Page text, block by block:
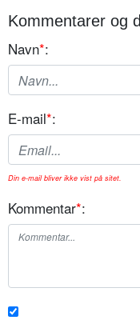
Kommentarer og
Navn*:
E-mail*:
Din e-mail bliver ikke vist på sitet.
Kommentar*: